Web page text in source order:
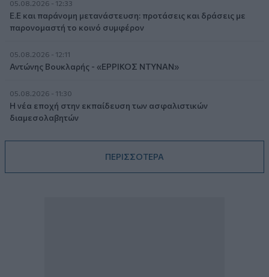
05.08.2026 - 12:33
Ε.Ε και παράνομη μετανάστευση: προτάσεις και δράσεις με
παρονομαστή το κοινό συμφέρον
05.08.2026 - 12:11
Αντώνης Βουκλαρής - «ΕΡΡΙΚΟΣ ΝΤΥΝΑΝ»
05.08.2026 - 11:30
Η νέα εποχή στην εκπαίδευση των ασφαλιστικών
διαμεσολαβητών
ΠΕΡΙΣΣΟΤΕΡΑ